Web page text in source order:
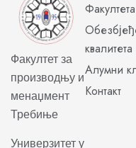
Факултет за
производњу и
менаџмент
Требиње
Универзитет у
Факултета
квалитета
Алумни
Контакт